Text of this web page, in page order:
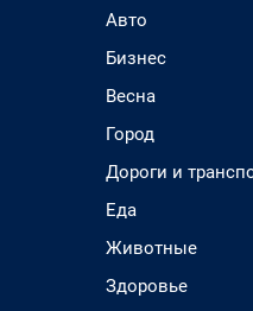
Авто
Бизнес
Весна
Город
Дороги и
Еда
Животные
Здоровье